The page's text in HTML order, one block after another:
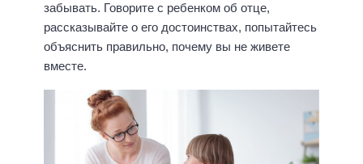
забывать. Говорите с ребенком об отце,
рассказывайте о его достоинствах, попытайтесь
объяснить правильно, почему вы не живете
вместе.